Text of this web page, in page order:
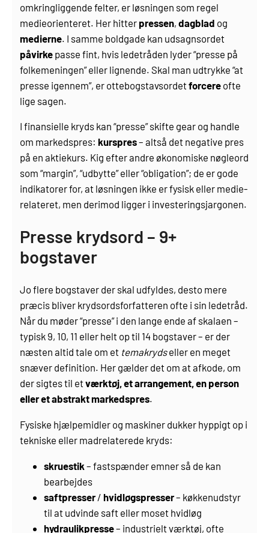
omkringliggende felter, er løsningen som regel
medieorienteret. Her hitter pressen,dagblad og
medierne. I samme boldgade kan udsagnsordet
påvirke passe fint, hvis ledetråden lyder “presse på
folkemeningen” eller lignende. Skal man udtrykke “at
presse igennem”, er ottebogstavsordetforcere ofte
lige sagen.
I finansielle kryds kan “presse” skifte gear og handle
om markedspres:kurspres– altså det negative pres
på en aktiekurs. Kig efter andre økonomiske nøgleord
som “margin”, “udbytte” eller “obligation”; de er gode
indikatorer for, at løsningen ikke er fysisk eller medie­
relateret, men derimod ligger i investerings­jargonen.
Presse krydsord – 9+
bogstaver
Jo flere bogstaver der skal udfyldes, desto mere
præcis bliver krydsordsforfatteren ofte i sin ledetråd.
Når du møder “presse” i den lange ende af skalaen –
typisk 9, 10, 11 eller helt op til 14 bogstaver – er der
næsten altid tale om et temakrydseller en meget
snæver definition. Her gælder det om at afkode, om
der sigtes til etværktøj, et arrangement, en person
eller et abstrakt markedspres.
Fysiske hjælpemidler og maskiner dukker hyppigt op i
tekniske eller madrelaterede kryds:
skruestik – fastspænder emner så de kan
bearbejdes
saftpresser/hvidløgspresser– køkkenudstyr
til at udvinde saft eller moset hvidløg
hydraulikpresse– industrielt værktøj, ofte